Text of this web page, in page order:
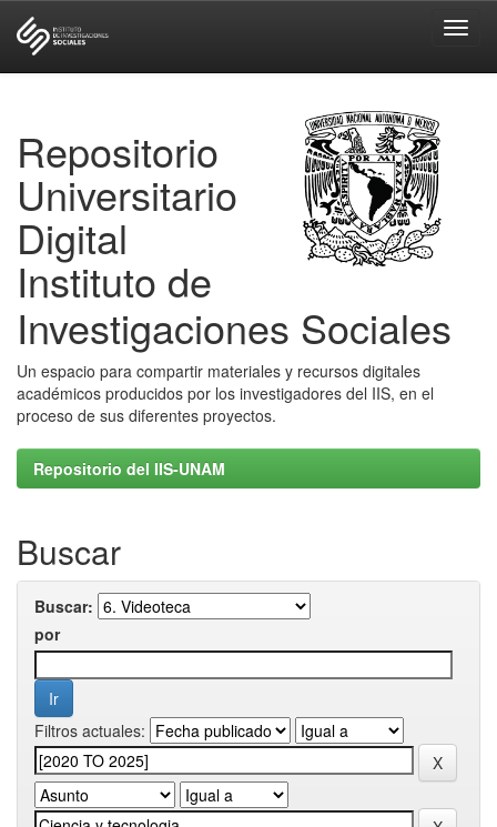
Repositorio
Universitario
Digital
Instituto de
Investigaciones Sociales
Un espacio para compartir materiales y recursos digitales
académicos producidos por los investigadores del IIS, en el
proceso de sus diferentes proyectos.
Repositorio del IIS-UNAM
Buscar
Buscar:
por
Filtros actuales: